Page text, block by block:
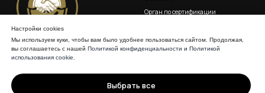
Настройки cookies
Мы используем куки, чтобы вам было удобнее пользоваться сайтом. Продолжая,
вы соглашаетесь с нашей Политикой конфиденциальности и Политикой
использования cookie.
Выбрать все
Орган по сертификации
Реестр
Эксперты